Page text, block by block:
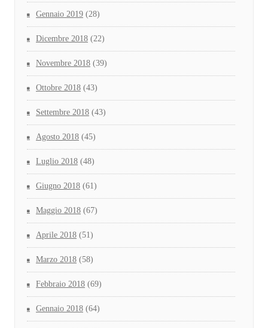
Gennaio 2019 (28)
Dicembre 2018 (22)
Novembre 2018 (39)
Ottobre 2018 (43)
Settembre 2018 (43)
Agosto 2018 (45)
Luglio 2018 (48)
Giugno 2018 (61)
Maggio 2018 (67)
Aprile 2018 (51)
Marzo 2018 (58)
Febbraio 2018 (69)
Gennaio 2018 (64)